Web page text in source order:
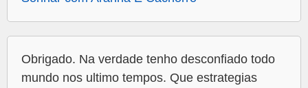
Obrigado. Na verdade tenho desconfiado todo
mundo nos ultimo tempos. Que estrategias